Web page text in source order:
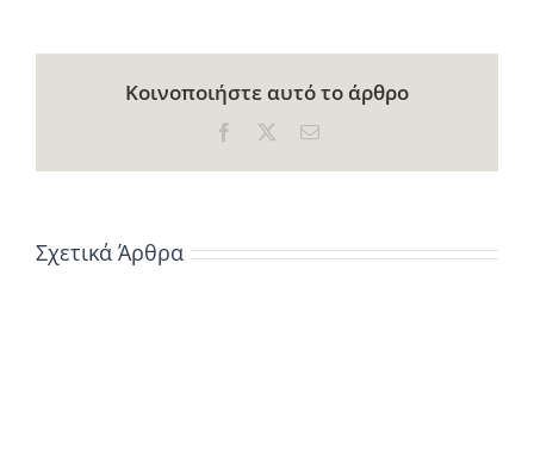
Κοινοποιήστε αυτό το άρθρο
Facebook Email
Σχετικά Άρθρα